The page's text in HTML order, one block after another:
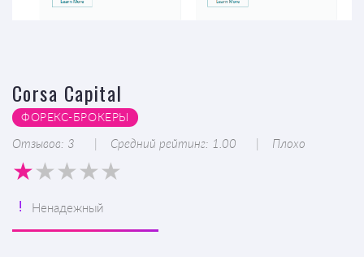
Corsa Capital
ФОРЕКС-БРОКЕРЫ
Отзывов: 3 Средний рейтинг: 1.00 Плохо
Ненадежный